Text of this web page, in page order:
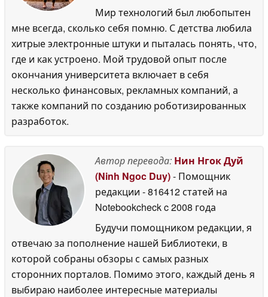
Мир технологий был любопытен
мне всегда, сколько себя помню. С детства любила
хитрые электронные штуки и пыталась понять, что,
где и как устроено. Мой трудовой опыт после
окончания университета включает в себя
несколько финансовых, рекламных компаний, а
также компаний по созданию роботизированных
разработок.
Автор перевода: Нин Нгок Дуй
(Ninh Ngoc Duy)- Помощник
редакции - 816412 статей на
Notebookcheckc 2008 года
Будучи помощником редакции, я
отвечаю за пополнение нашей Библиотеки, в
которой собраны обзоры с самых разных
сторонних порталов. Помимо этого, каждый день я
выбираю наиболее интересные материалы